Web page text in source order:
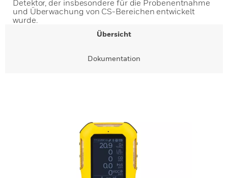
Detektor, der insbesondere für die Probenentnahme
und Überwachung von CS-Bereichen entwickelt
wurde.
Übersicht
Dokumentation